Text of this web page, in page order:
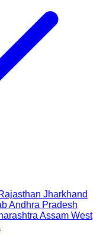
Jharkhand
Andhra Pradesh
Assam West